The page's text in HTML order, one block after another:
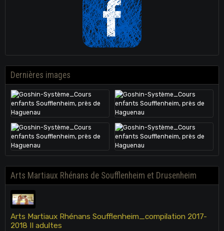
Dernières images
Arts Martiaux Rhénans de Soufflenheim et Drusenheim
Arts Martiaux Rhénans Soufflenheim_compilation 2017-
2018 II adultes